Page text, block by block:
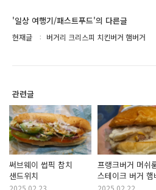
'일상 여행기/패스트푸드'의 다른글
현재글 버거리 크리스피 치킨버거 햄버거
관련글
써브웨이 썹픽 참치
샌드위치
2025.02.23
프랭크버거 머쉬
스테이크 버거 햄
2025.02.22